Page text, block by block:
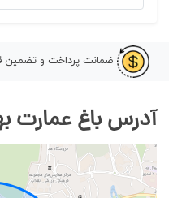
ضمانت پرداخت و تضمین
آدرس باغ عمارت